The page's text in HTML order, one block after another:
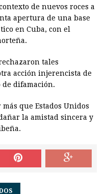
de nuevos roces a
apertura de una base
en Cuba, con el
tales
acción injerencista de
difamación.
que Estados Unidos
la amistad sincera y